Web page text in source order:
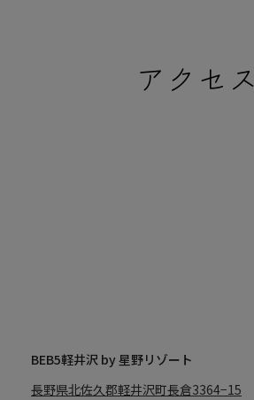
アクセス
BEB5軽井沢 by 星野リゾート
長野県北佐久郡軽井沢町長倉3364−15